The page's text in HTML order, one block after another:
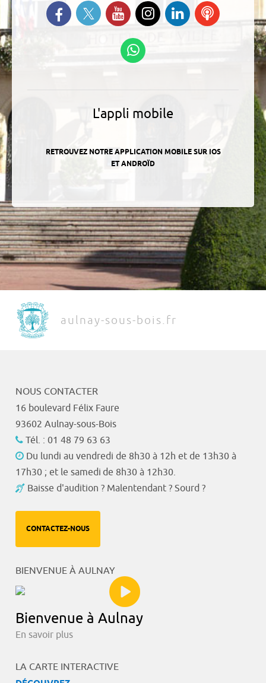
Retrouvez-nous sur Facebook
Suivez-nous sur Twitter
Suivez-nous sur YouTube
Suivez-nous sur
Instagram
Retrouvez-
nous sur
Podcasts
L'appli mobile
RETROUVEZ NOTRE APPLICATION MOBILE SUR IOS
ET ANDROÏD
aulnay-sous-bois.fr
NOUS CONTACTER
16 boulevard Félix Faure
93602 Aulnay-sous-Bois
Tél. : 01 48 79 63 63
Du lundi au vendredi de 8h30 à 12h et de 13h30 à
17h30 ; et le samedi de 8h30 à 12h30.
Baisse d'audition ? Malentendant ? Sourd ?
CONTACTEZ-NOUS
BIENVENUE À AULNAY
Bienvenue à Aulnay
En savoir plus
LA CARTE INTERACTIVE